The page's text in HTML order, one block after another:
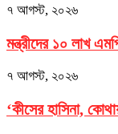
৭ আগস্ট, ২০২৬
মন্ত্রীদের ১০ লাখ
৭ আগস্ট, ২০২৬
‘কীসের হাসিনা,